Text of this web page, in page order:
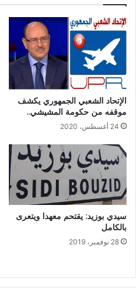
الإتحاد الشعبي الجمهوري يكشف
موقفه من حكومة المشيشي..
24 أغسطس، 2020
سيدي بوزيد: يقتحم معهدا ويتعرى
بالكامل
28 نوفمبر، 2019